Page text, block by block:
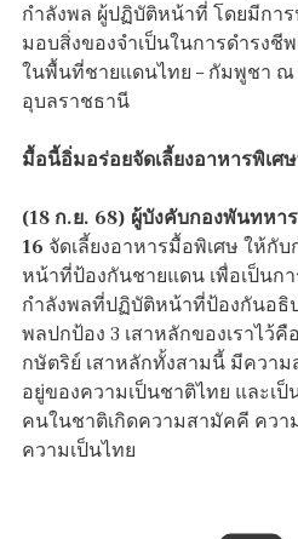
กำลังพล ผู้ปฏิบัติหน้าที่ โดยมีการ
มอบสิ่งของจำเป็นในการดำรง
ในพื้นที่ชายแดนไทย – กัมพูชา ณ
อุบลราชธานี
มื้อนี้อิ่มอร่อยจัดเลี้ยงอาหารพิเศ
(18 ก.ย. 68) ผู้บังคับกองพันทหา
16 จัดเลี้ยงอาหารมื้อพิเศษ ให้กั
หน้าที่ป้องกันชายแดน เพื่อเป็นก
กำลังพลที่ปฏิบัติหน้าที่ป้องกันอธิ
พลปกป้อง 3 เสาหลักของเราไว้
กษัตริย์ เสาหลักทั้งสามนี้ มีควา
อยู่ของความเป็นชาติไทย และเ
คนในชาติเกิดความสามัคคี คว
ความเป็นไทย